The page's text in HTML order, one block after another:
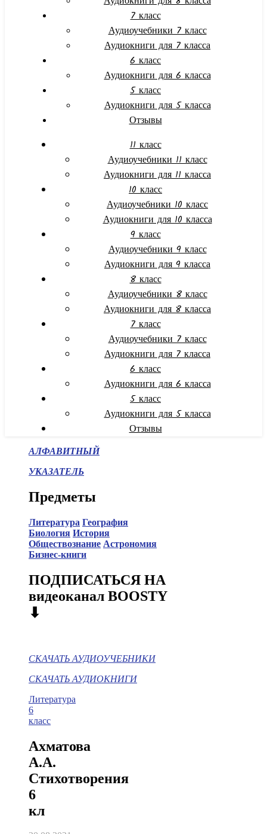
7 класс
Аудиоучебники 7 класс
Аудиокниги для 7 класса
6 класс
Аудиокниги для 6 класса
5 класс
Аудиокниги для 5 класса
Отзывы
11 класс
Аудиоучебники 11 класс
Аудиокниги для 11 класса
10 класс
Аудиоучебники 10 класс
Аудиокниги для 10 класса
9 класс
Аудиоучебники 9 класс
Аудиокниги для 9 класса
8 класс
Аудиоучебники 8 класс
Аудиокниги для 8 класса
7 класс
Аудиоучебники 7 класс
Аудиокниги для 7 класса
6 класс
Аудиокниги для 6 класса
5 класс
Аудиокниги для 5 класса
Отзывы
АЛФАВИТНЫЙ
УКАЗАТЕЛЬ
Предметы
Литература География
Биология История
Обществознание Астрономия
Бизнес-книги
ПОДПИСАТЬСЯ НА
видеоканал BOOSTY
⬇
СКАЧАТЬ АУДИОУЧЕБНИКИ
СКАЧАТЬ АУДИОКНИГИ
Литература
6
класс
Ахматова
А.А.
Стихотворения
6
кл